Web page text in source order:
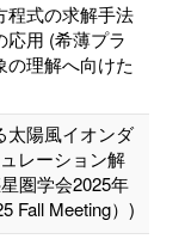
程式の求解手法
応用 (希薄プラ
の理解へ向けた
太陽風イオンダ
レーション解
圏学会2025年
Fall Meeting）)